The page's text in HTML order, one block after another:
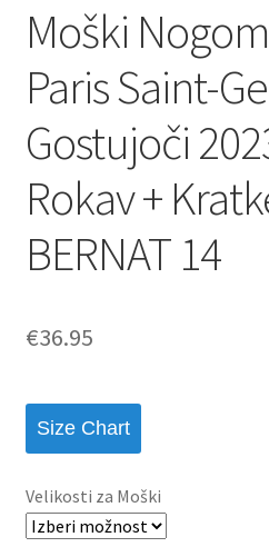
Moški
Paris Saint-
Gostujoči
Rokav +
BERNAT 14
€36.95
Size Chart
Velikosti za Moški